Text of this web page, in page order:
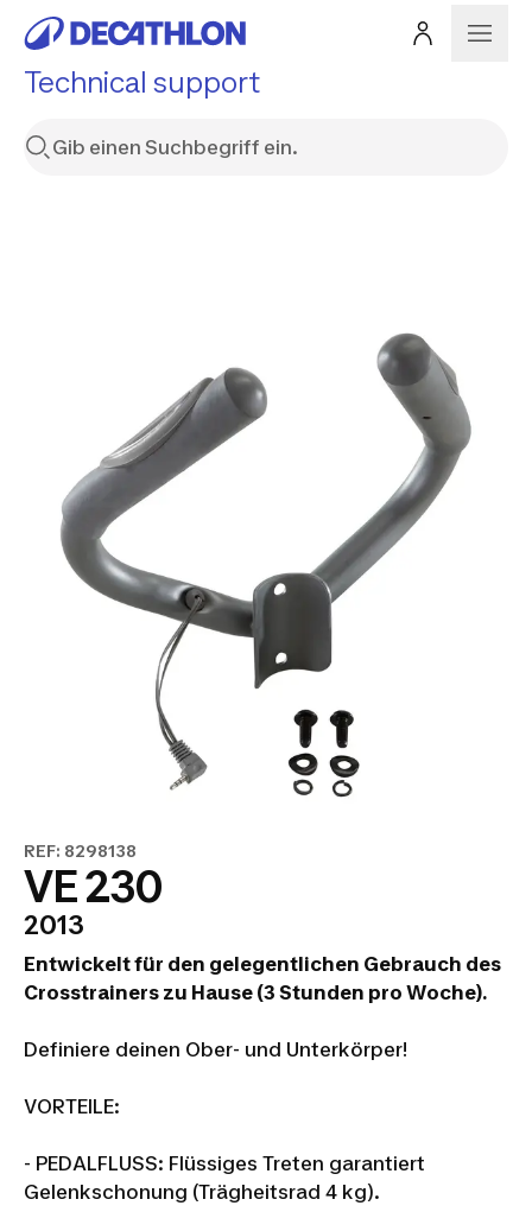
Technical support
REF: 8298138
VE 230
2013
Entwickelt für den gelegentlichen Gebrauch des
Crosstrainers zu Hause (3 Stunden pro Woche).
Definiere deinen Ober- und Unterkörper!
VORTEILE:
- PEDALFLUSS: Flüssiges Treten garantiert
Gelenkschonung (Trägheitsrad 4 kg).